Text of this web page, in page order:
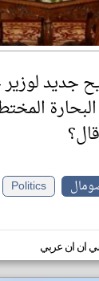
جديد
Politics
ان ان عربي